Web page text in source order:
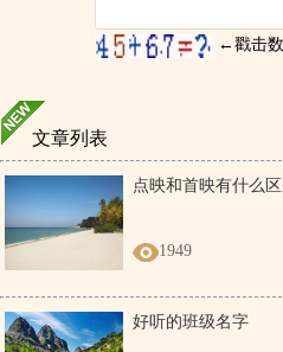
文章列表
点映和首映有什么区
1949
好听的班级名字